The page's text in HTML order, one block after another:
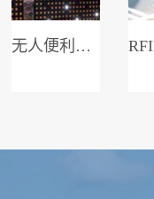
无人便利店系统